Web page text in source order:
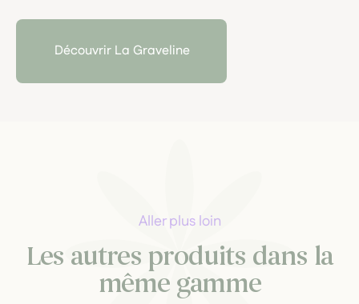
production est réalisée avec soin, garantissant un
respect total de l'environnement et des méthodes
Découvrir La Graveline
Aller plus loin
Les autres produits dans la
même gamme